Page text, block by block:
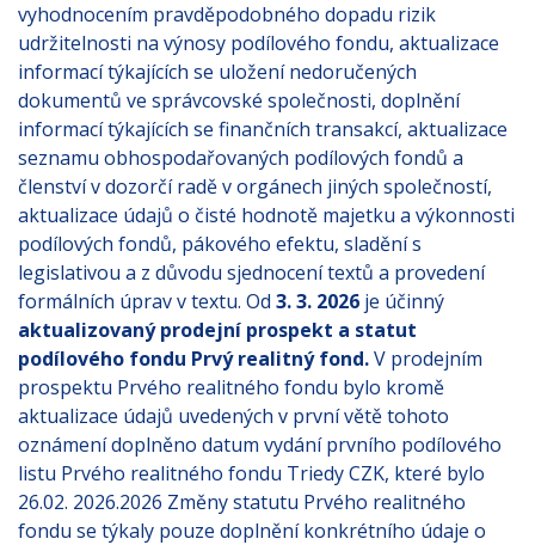
vyhodnocením pravděpodobného dopadu rizik
udržitelnosti na výnosy podílového fondu, aktualizace
informací týkajících se uložení nedoručených
dokumentů ve správcovské společnosti, doplnění
informací týkajících se finančních transakcí, aktualizace
seznamu obhospodařovaných podílových fondů a
členství v dozorčí radě v orgánech jiných společností,
aktualizace údajů o čisté hodnotě majetku a výkonnosti
podílových fondů, pákového efektu, sladění s
legislativou a z důvodu sjednocení textů a provedení
formálních úprav v textu. Od 3. 3. 2026 je účinný
aktualizovaný prodejní prospekt a statut
podílového fondu Prvý realitný fond.V prodejním
prospektu Prvého realitného fondu bylo kromě
aktualizace údajů uvedených v první větě tohoto
oznámení doplněno datum vydání prvního podílového
listu Prvého realitného fondu Triedy CZK, které bylo
26.02. 2026.2026 Změny statutu Prvého realitného
fondu se týkaly pouze doplnění konkrétního údaje o